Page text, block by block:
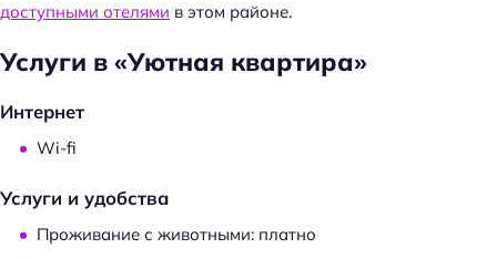
доступными отелями в этом районе.
Услуги в «Уютная квартира»
Интернет
Wi-fi
Услуги и удобства
Проживание с животными: платно